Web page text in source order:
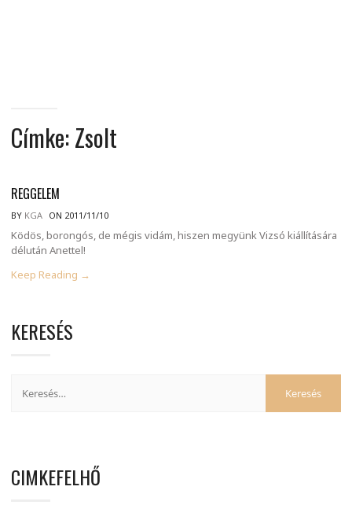
Címke:Zsolt
REGGELEM
BY KGA ON 2011/11/10
Ködös, borongós, de mégis vidám, hiszen megyünk Vizsó kiállítására
délután Anettel!
Keep Reading →
KERESÉS
CIMKEFELHŐ